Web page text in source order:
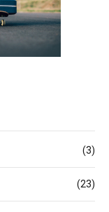
(3)
(23)